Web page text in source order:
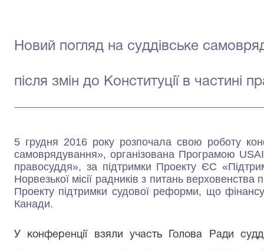
Новий погляд на суддівське
після змін до Конституції в частині
5 грудня 2016 року розпочала свою роботу
самоврядування», організована Програмою
правосуддя», за підтримки Проекту ЄС
Норвезької місії радників з питань верховенства
Проекту підтримки судової реформи, що
Канади.
У конференції взяли участь Голова Ради